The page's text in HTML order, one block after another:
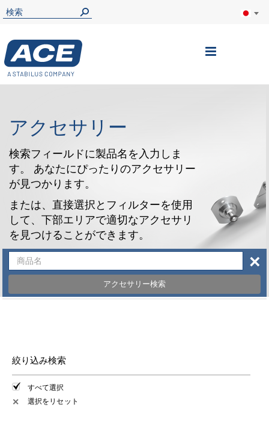
ナ
アクセサリー
検索フィールドに製品名を入力しま
す。 あなたにぴったりのアクセサリー
が見つかります。
または、直接選択とフィルターを使用
して、下部エリアで適切なアクセサリ
を見つけることができます。
アクセサリー検索
×
絞り込み検索
すべて選択
✕ 選択をリセット